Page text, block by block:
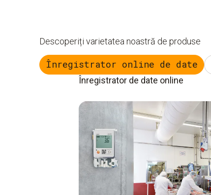
Descoperiți varietatea noastră de produse
Înregistrator online de date
Înregistrator de date online